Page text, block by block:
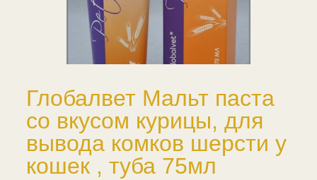
Глобалвет Мальт паста
со вкусом курицы, для
вывода комков шерсти у
кошек , туба 75мл